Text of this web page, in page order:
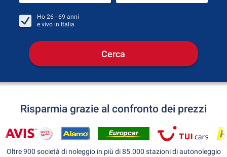
Ho 26 - 69 anni
e vivo in Italia
Cerca
Risparmia grazie al confronto dei prezzi
Oltre 900 società di noleggio in più di 85.000 stazioni di autonoleggio